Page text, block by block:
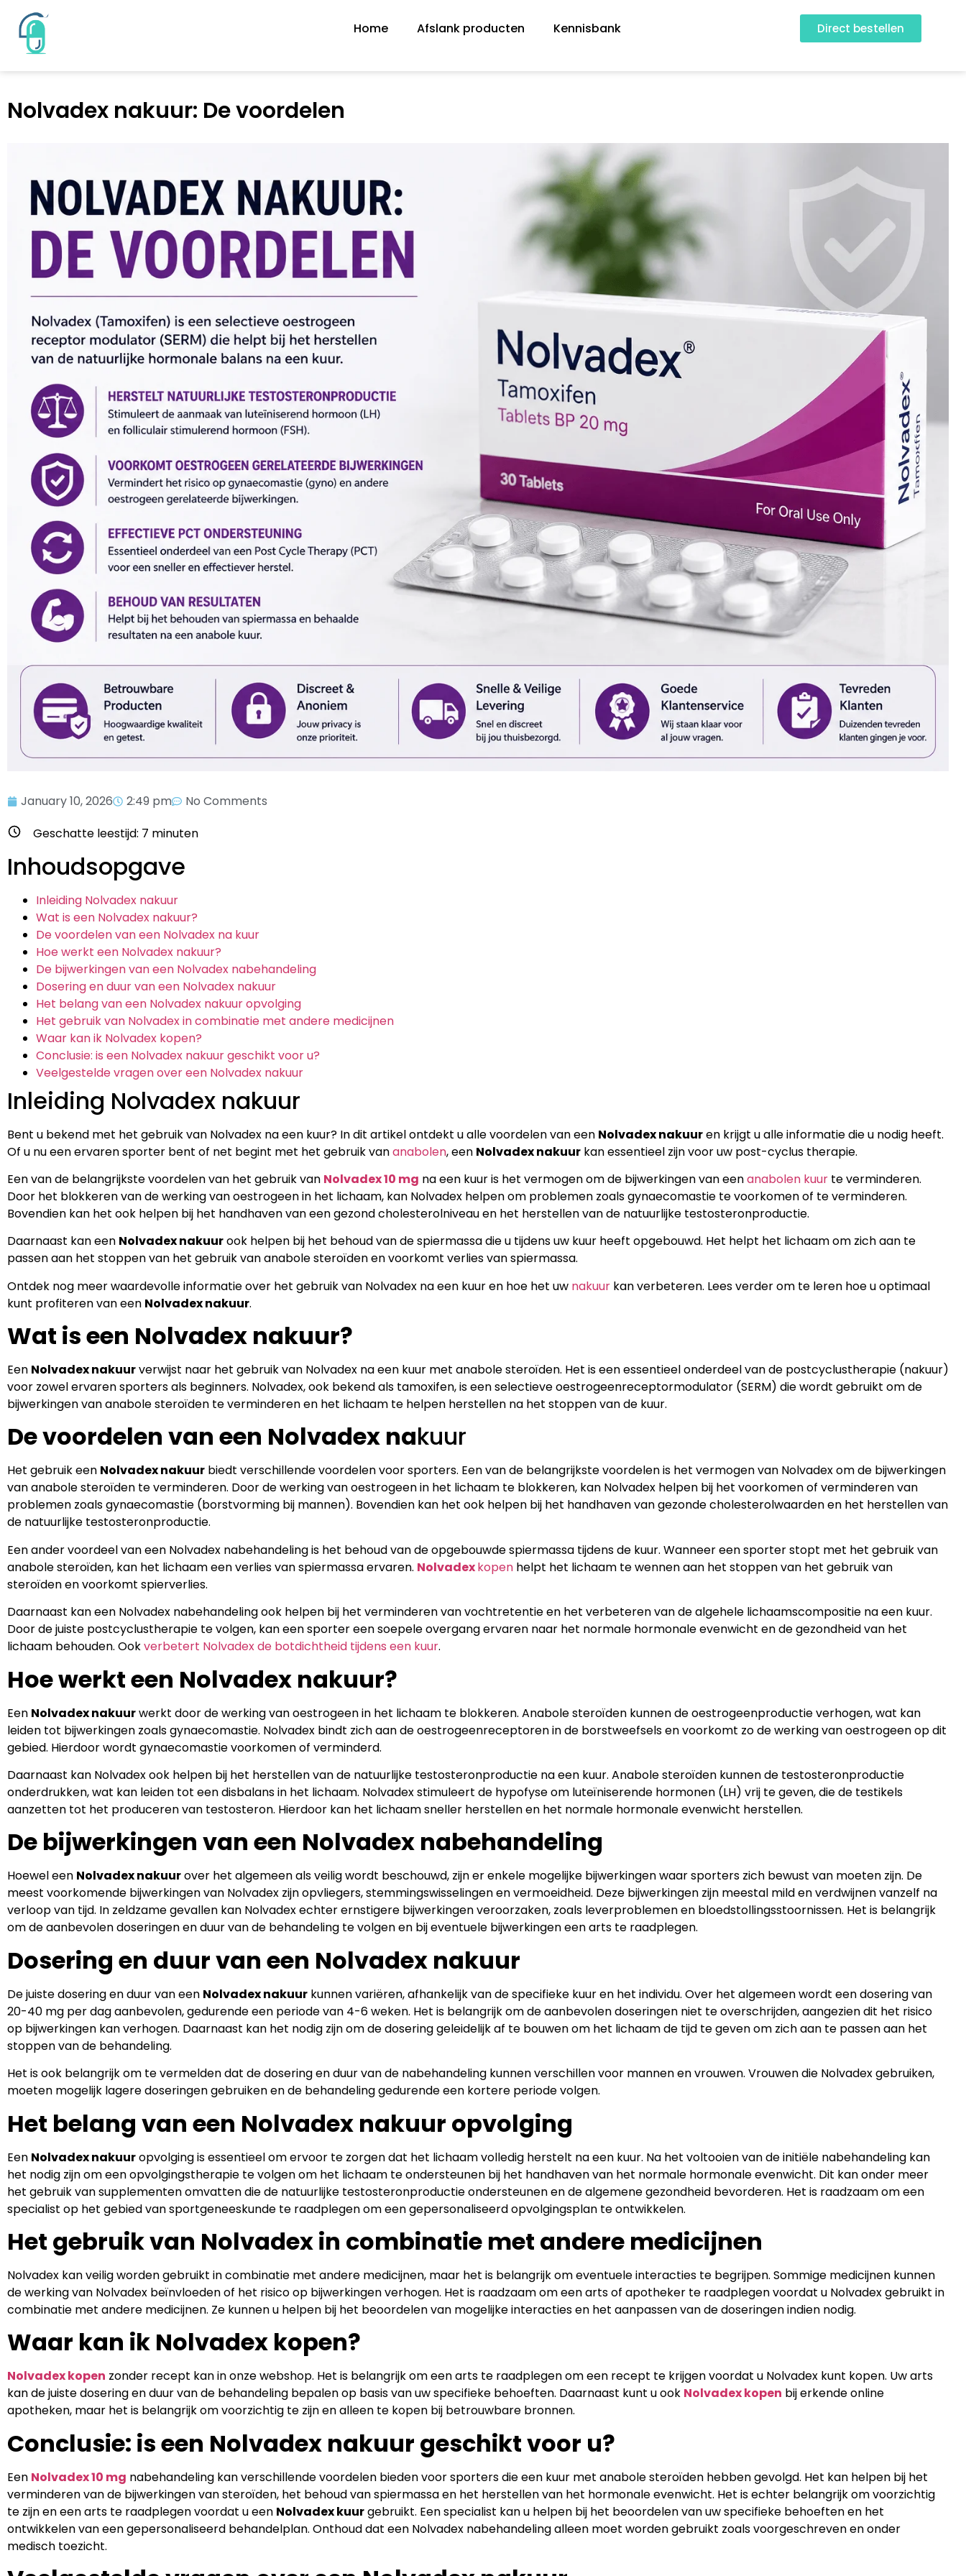
Home Afslank producten Kennisbank Direct bestellen
Nolvadex nakuur: De voordelen
January 10, 2026 2:49 pm
No Comments
Geschatte leestijd: 7 minuten
Inhoudsopgave
Inleiding Nolvadex nakuur
Wat is een Nolvadex nakuur?
De voordelen van een Nolvadex na kuur
Hoe werkt een Nolvadex nakuur?
De bijwerkingen van een Nolvadex nabehandeling
Dosering en duur van een Nolvadex nakuur
Het belang van een Nolvadex nakuur opvolging
Het gebruik van Nolvadex in combinatie met andere medicijnen
Waar kan ik Nolvadex kopen?
Conclusie: is een Nolvadex nakuur geschikt voor u?
Veelgestelde vragen over een Nolvadex nakuur
Inleiding Nolvadex nakuur
Bent u bekend met het gebruik van Nolvadex na een kuur? In dit artikel ontdekt u alle voordelen van een Nolvadex nakuuren krijgt u alle informatie die u nodig heeft.
Of u nu een ervaren sporter bent of net begint met het gebruik vananabolen, een Nolvadex nakuur kan essentieel zijn voor uw post-cyclus therapie.
Een van de belangrijkste voordelen van het gebruik van Nolvadex 10 mg na een kuur is het vermogen om de bijwerkingen van eenanabolen kuur te verminderen.
Door het blokkeren van de werking van oestrogeen in het lichaam, kan Nolvadex helpen om problemen zoals gynaecomastie te voorkomen of te verminderen.
Bovendien kan het ook helpen bij het handhaven van een gezond cholesterolniveau en het herstellen van de natuurlijke testosteronproductie.
Daarnaast kan een Nolvadex nakuurook helpen bij het behoud van de spiermassa die u tijdens uw kuur heeft opgebouwd. Het helpt het lichaam om zich aan te
passen aan het stoppen van het gebruik van anabole steroïden en voorkomt verlies van spiermassa.
Ontdek nog meer waardevolle informatie over het gebruik van Nolvadex na een kuur en hoe het uw nakuur kan verbeteren. Lees verder om te leren hoe u optimaal
kunt profiteren van een Nolvadex nakuur.
Wat is een Nolvadex nakuur?
Een Nolvadex nakuurverwijst naar het gebruik van Nolvadex na een kuur met anabole steroïden. Het is een essentieel onderdeel van de postcyclustherapie (nakuur)
voor zowel ervaren sporters als beginners. Nolvadex, ook bekend als tamoxifen, is een selectieve oestrogeenreceptormodulator (SERM) die wordt gebruikt om de
bijwerkingen van anabole steroïden te verminderen en het lichaam te helpen herstellen na het stoppen van de kuur.
De voordelen van een Nolvadex nakuur
Het gebruik een Nolvadex nakuur biedt verschillende voordelen voor sporters. Een van de belangrijkste voordelen is het vermogen van Nolvadex om de bijwerkingen
van anabole steroïden te verminderen. Door de werking van oestrogeen in het lichaam te blokkeren, kan Nolvadex helpen bij het voorkomen of verminderen van
problemen zoals gynaecomastie (borstvorming bij mannen). Bovendien kan het ook helpen bij het handhaven van gezonde cholesterolwaarden en het herstellen van
de natuurlijke testosteronproductie.
Een ander voordeel van een Nolvadex nabehandeling is het behoud van de opgebouwde spiermassa tijdens de kuur. Wanneer een sporter stopt met het gebruik van
anabole steroïden, kan het lichaam een verlies van spiermassa ervaren. Nolvadexkopen helpt het lichaam te wennen aan het stoppen van het gebruik van
steroïden en voorkomt spierverlies.
Daarnaast kan een Nolvadex nabehandeling ook helpen bij het verminderen van vochtretentie en het verbeteren van de algehele lichaamscompositie na een kuur.
Door de juiste postcyclustherapie te volgen, kan een sporter een soepele overgang ervaren naar het normale hormonale evenwicht en de gezondheid van het
lichaam behouden. Ookverbetert Nolvadex de botdichtheid tijdens een kuur.
Hoe werkt een Nolvadex nakuur?
Een Nolvadex nakuurwerkt door de werking van oestrogeen in het lichaam te blokkeren. Anabole steroïden kunnen de oestrogeenproductie verhogen, wat kan
leiden tot bijwerkingen zoals gynaecomastie. Nolvadex bindt zich aan de oestrogeenreceptoren in de borstweefsels en voorkomt zo de werking van oestrogeen op dit
gebied. Hierdoor wordt gynaecomastie voorkomen of verminderd.
Daarnaast kan Nolvadex ook helpen bij het herstellen van de natuurlijke testosteronproductie na een kuur. Anabole steroïden kunnen de testosteronproductie
onderdrukken, wat kan leiden tot een disbalans in het lichaam. Nolvadex stimuleert de hypofyse om luteïniserende hormonen (LH) vrij te geven, die de testikels
aanzetten tot het produceren van testosteron. Hierdoor kan het lichaam sneller herstellen en het normale hormonale evenwicht herstellen.
De bijwerkingen van een Nolvadex nabehandeling
Hoewel een Nolvadex nakuurover het algemeen als veilig wordt beschouwd, zijn er enkele mogelijke bijwerkingen waar sporters zich bewust van moeten zijn. De
meest voorkomende bijwerkingen van Nolvadex zijn opvliegers, stemmingswisselingen en vermoeidheid. Deze bijwerkingen zijn meestal mild en verdwijnen vanzelf na
verloop van tijd. In zeldzame gevallen kan Nolvadex echter ernstigere bijwerkingen veroorzaken, zoals leverproblemen en bloedstollingsstoornissen. Het is belangrijk
om de aanbevolen doseringen en duur van de behandeling te volgen en bij eventuele bijwerkingen een arts te raadplegen.
Dosering en duur van een Nolvadex nakuur
De juiste dosering en duur van een Nolvadex nakuur kunnen variëren, afhankelijk van de specifieke kuur en het individu. Over het algemeen wordt een dosering van
20-40 mg per dag aanbevolen, gedurende een periode van 4-6 weken. Het is belangrijk om de aanbevolen doseringen niet te overschrijden, aangezien dit het risico
op bijwerkingen kan verhogen. Daarnaast kan het nodig zijn om de dosering geleidelijk af te bouwen om het lichaam de tijd te geven om zich aan te passen aan het
stoppen van de behandeling.
Het is ook belangrijk om te vermelden dat de dosering en duur van de nabehandeling kunnen verschillen voor mannen en vrouwen. Vrouwen die Nolvadex gebruiken,
moeten mogelijk lagere doseringen gebruiken en de behandeling gedurende een kortere periode volgen.
Het belang van een Nolvadex nakuur opvolging
Een Nolvadex nakuuropvolging is essentieel om ervoor te zorgen dat het lichaam volledig herstelt na een kuur. Na het voltooien van de initiële nabehandeling kan
het nodig zijn om een opvolgingstherapie te volgen om het lichaam te ondersteunen bij het handhaven van het normale hormonale evenwicht. Dit kan onder meer
het gebruik van supplementen omvatten die de natuurlijke testosteronproductie ondersteunen en de algemene gezondheid bevorderen. Het is raadzaam om een
specialist op het gebied van sportgeneeskunde te raadplegen om een gepersonaliseerd opvolgingsplan te ontwikkelen.
Het gebruik van Nolvadex in combinatie met andere medicijnen
Nolvadex kan veilig worden gebruikt in combinatie met andere medicijnen, maar het is belangrijk om eventuele interacties te begrijpen. Sommige medicijnen kunnen
de werking van Nolvadex beïnvloeden of het risico op bijwerkingen verhogen. Het is raadzaam om een arts of apotheker te raadplegen voordat u Nolvadex gebruikt in
combinatie met andere medicijnen. Ze kunnen u helpen bij het beoordelen van mogelijke interacties en het aanpassen van de doseringen indien nodig.
Waar kan ik Nolvadex kopen?
Nolvadex kopen zonder recept kan in onze webshop. Het is belangrijk om een arts te raadplegen om een recept te krijgen voordat u Nolvadex kunt kopen. Uw arts
kan de juiste dosering en duur van de behandeling bepalen op basis van uw specifieke behoeften. Daarnaast kunt u ook Nolvadex kopen bij erkende online
apotheken, maar het is belangrijk om voorzichtig te zijn en alleen te kopen bij betrouwbare bronnen.
Conclusie: is een Nolvadex nakuur geschikt voor u?
Een Nolvadex 10 mg nabehandeling kan verschillende voordelen bieden voor sporters die een kuur met anabole steroïden hebben gevolgd. Het kan helpen bij het
verminderen van de bijwerkingen van steroïden, het behoud van spiermassa en het herstellen van het hormonale evenwicht. Het is echter belangrijk om voorzichtig
te zijn en een arts te raadplegen voordat u een Nolvadex kuurgebruikt. Een specialist kan u helpen bij het beoordelen van uw specifieke behoeften en het
ontwikkelen van een gepersonaliseerd behandelplan. Onthoud dat een Nolvadex nabehandeling alleen moet worden gebruikt zoals voorgeschreven en onder
medisch toezicht.